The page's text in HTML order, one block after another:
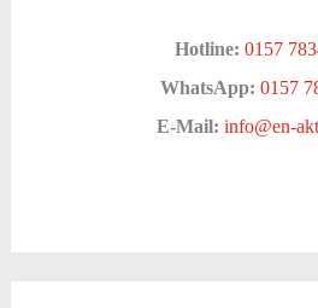
Hotline: 0157
WhatsApp: 0157
E-Mail: info@en-